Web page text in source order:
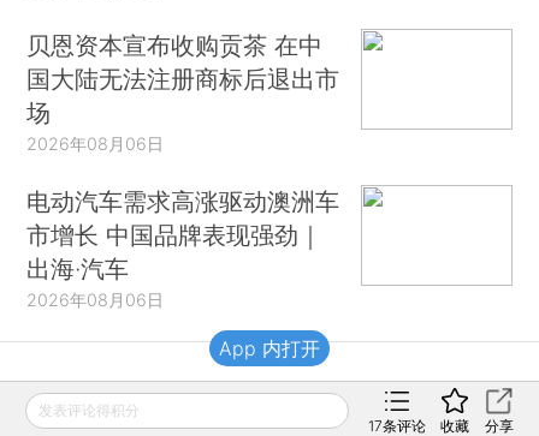
贝恩资本宣布收购贡茶 在中
国大陆无法注册商标后退出市
场
2026年08月06日
电动汽车需求高涨驱动澳洲车
市增长 中国品牌表现强劲｜
出海·汽车
2026年08月06日
财新移动
发表评论得积分
17条评论 收藏 分享
App 内打开